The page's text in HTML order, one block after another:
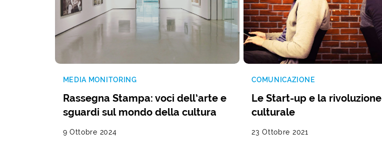
MEDIA MONITORING
Rassegna Stampa: voci dell’arte e
sguardi sul mondo della cultura
9 Ottobre 2024
COMUNICAZIONE
Le Start-up e la rivoluzione
culturale
23 Ottobre 2021